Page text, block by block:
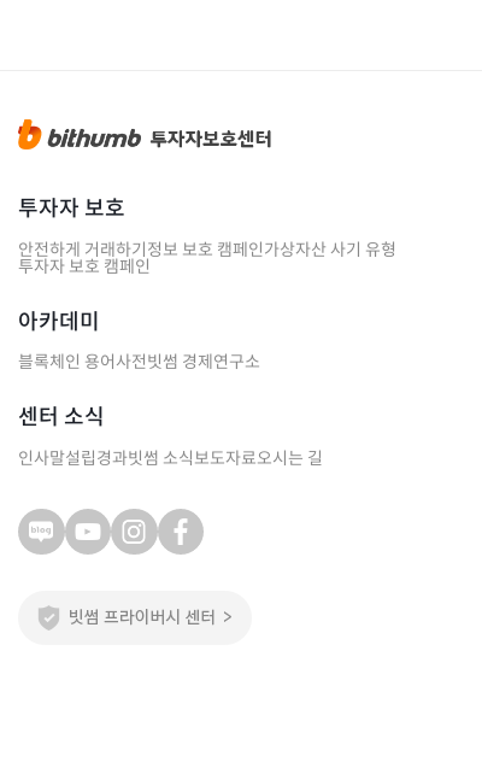
투자자 보호
안전하게 거래하기정보 보호 캠페인가상자산 사기 유형
투자자 보호 캠페인
아카데미
블록체인 용어사전빗썸 경제연구소
센터 소식
인사말설립경과빗썸 소식보도자료오시는 길